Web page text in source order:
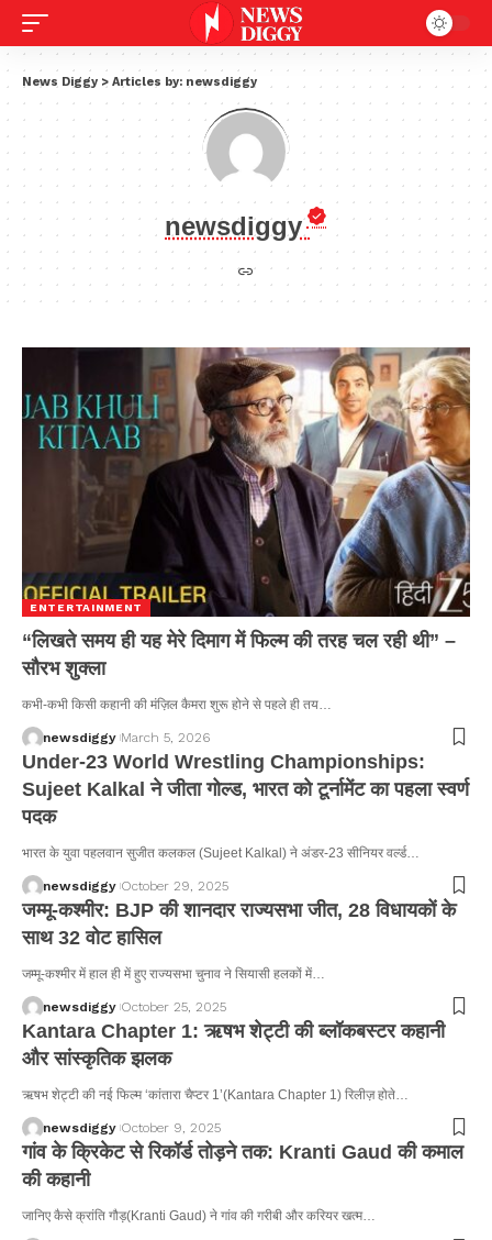
News Diggy > Articles by: newsdiggy
newsdiggy
ENTERTAINMENT
“लिखते समय ही यह मेरे दिमाग में फिल्म की तरह चल रही थी” –
सौरभ शुक्ला
कभी-कभी किसी कहानी की मंज़िल कैमरा शुरू होने से पहले ही तय…
newsdiggy March 5, 2026
Under-23 World Wrestling Championships:
Sujeet Kalkal ने जीता गोल्ड, भारत को टूर्नामेंट का पहला स्वर्ण
पदक
भारत के युवा पहलवान सुजीत कलकल (Sujeet Kalkal) ने अंडर-23 सीनियर वर्ल्ड…
newsdiggy October 29, 2025
जम्मू-कश्मीर: BJP की शानदार राज्यसभा जीत, 28 विधायकों के
साथ 32 वोट हासिल
जम्मू-कश्मीर में हाल ही में हुए राज्यसभा चुनाव ने सियासी हलकों में…
newsdiggy October 25, 2025
Kantara Chapter 1: ऋषभ शेट्टी की ब्लॉकबस्टर कहानी
और सांस्कृतिक झलक
ऋषभ शेट्टी की नई फिल्म ‘कांतारा चैप्टर 1’(Kantara Chapter 1) रिलीज़ होते…
newsdiggy October 9, 2025
गांव के क्रिकेट से रिकॉर्ड तोड़ने तक: Kranti Gaud की कमाल
की कहानी
जानिए कैसे क्रांति गौड़(Kranti Gaud) ने गांव की गरीबी और करियर खत्म…